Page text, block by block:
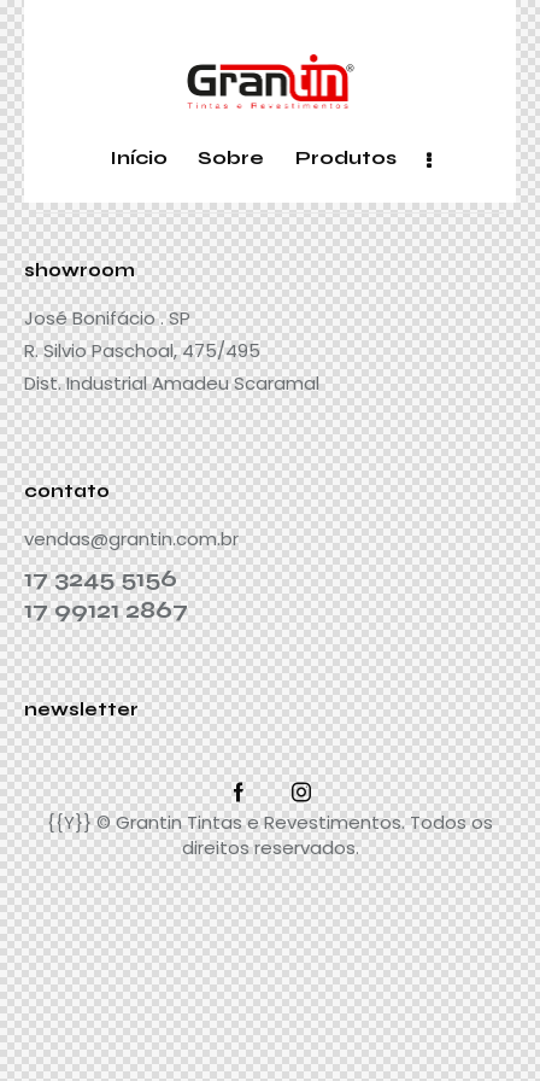
Início Sobre Produtos
showroom
José Bonifácio . SP
R. Silvio Paschoal, 475/495
Dist. Industrial Amadeu Scaramal
contato
vendas@grantin.com.br
17 3245 5156
17 99121 2867
newsletter
{{Y}} © Grantin Tintas e Revestimentos. Todos os
direitos reservados.